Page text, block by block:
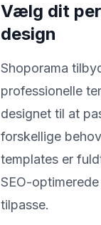
Vælg dit
design
Shoporama
professionelle
designet til at
forskellige
templates er
SEO-
tilpasse.